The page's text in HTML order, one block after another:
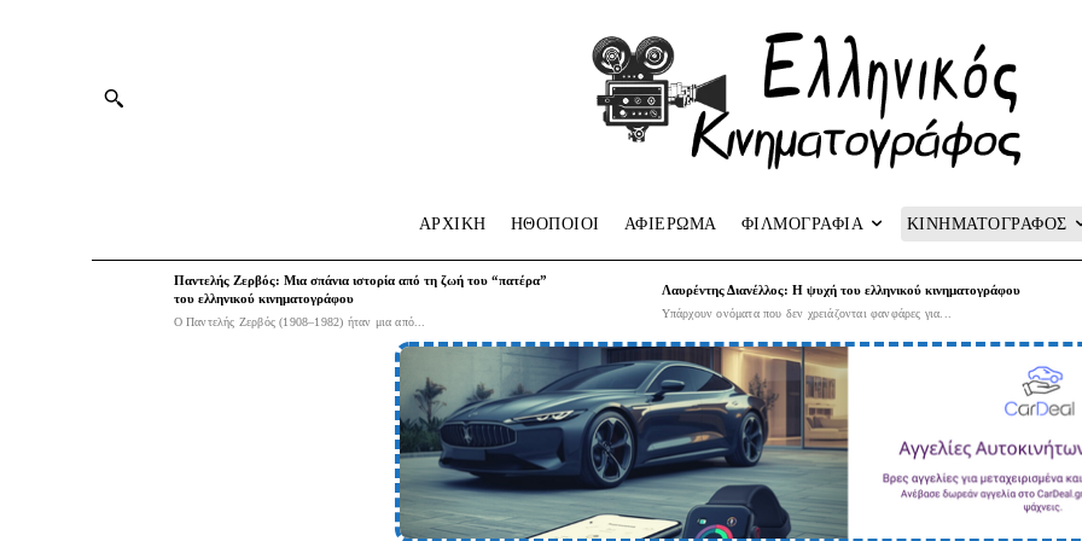
ΑΡΧΙΚΗ HΘΟΠΟΙΟΙ ΑΦΙΕΡΩΜΑ ΦΙΛΜΟΓΡΑΦΙΑ ΚΙΝΗΜΑΤΟΓΡΑΦΟΣ
Παντελής Ζερβός: Μια σπάνια ιστορία από τη ζωή του “πατέρα”
του ελληνικού κινηματογράφου
Ο Παντελής Ζερβός (1908–1982) ήταν μια από...
Λαυρέντης Διανέλλος: Η ψυχή του ελληνικού κινηματογράφου
Υπάρχουν ονόματα που δεν χρειάζονται φανφάρες για...